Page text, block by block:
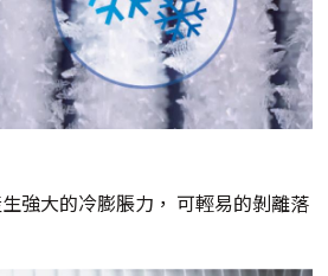
強大的冷膨脹力， 可輕易的剝離落